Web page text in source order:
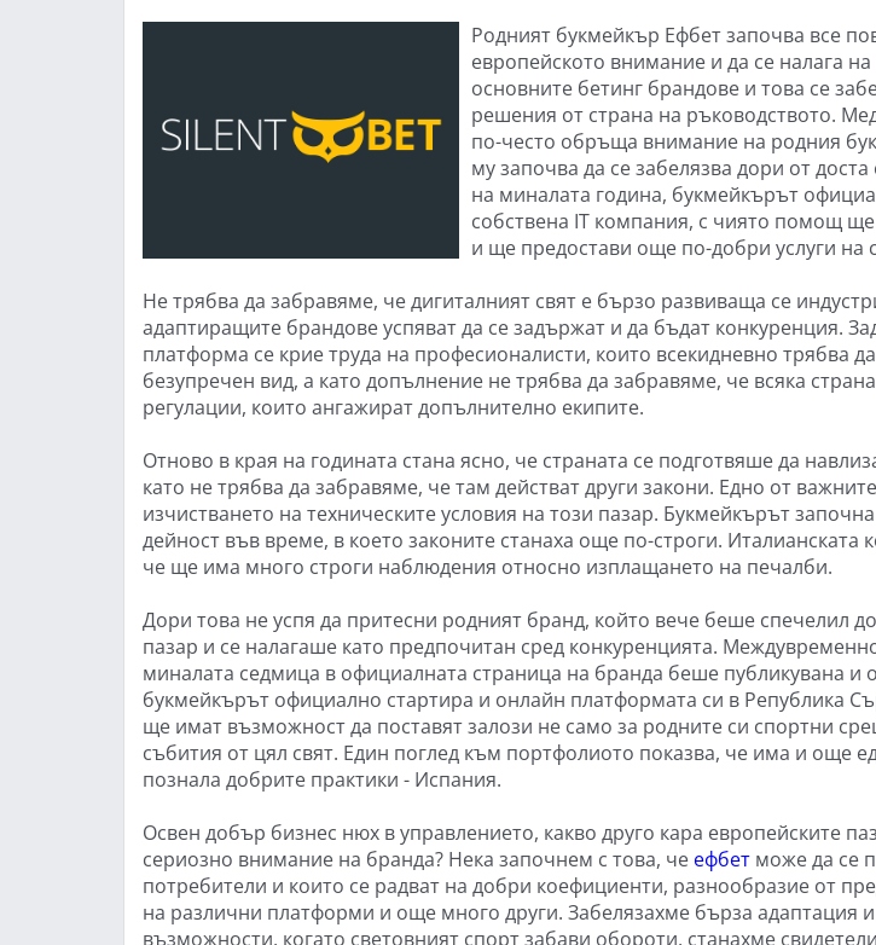
Родният букмейкър Ефбет започва все
европейското внимание и да се налага
основните бетинг брандове и това се
решения от страна на ръководството.
по-често обръща внимание на родния
му започва да се забелязва дори от
на миналата година, букмейкърът
собствена IT компания, с чиято помощ ще
и ще предостави още по-добри услуги на
Не трябва да забравяме, че дигиталният свят е бързо развиваща се
адаптиращите брандове успяват да се задържат и да бъдат конкуренция.
платформа се крие труда на професионалисти, които всекидневно трябва
безупречен вид, а като допълнение не трябва да забравяме, че всяка
регулации, които ангажират допълнително екипите.
Отново в края на годината стана ясно, че страната се подготвяше да
като не трябва да забравяме, че там действат други закони. Едно от
изчистването на техническите условия на този пазар. Букмейкърът
дейност във време, в което законите станаха още по-строги. Италианската
че ще има много строги наблюдения относно изплащането на печалби.
Дори това не успя да притесни родният бранд, който вече беше спечелил
пазар и се налагаше като предпочитан сред конкуренцията.
миналата седмица в официалната страница на бранда беше публикувана и
букмейкърът официално стартира и онлайн платформата си в Република
ще имат възможност да поставят залози не само за родните си спортни
събития от цял свят. Един поглед към портфолиото показва, че има и още
познала добрите практики - Испания.
Освен добър бизнес нюх в управлението, какво друго кара европейските
сериозно внимание на бранда? Нека започнем с това, че ефбет може да се
потребители и които се радват на добри коефициенти, разнообразие от
на различни платформи и още много други. Забелязахме бърза адаптация
възможности, когато световният спорт забави обороти, станахме